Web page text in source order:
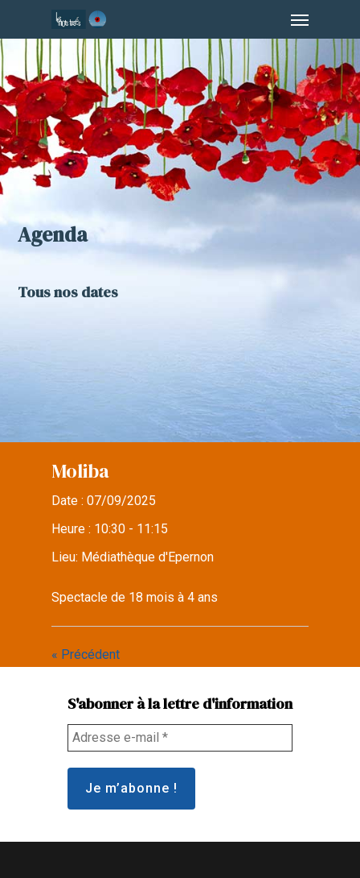
to
main
content
Agenda
Tous nos dates
Moliba
Date :07/09/2025
Heure : 10:30 - 11:15
Lieu: Médiathèque d'Epernon
Spectacle de 18 mois à 4 ans
« Précédent
S'abonner à la lettre d'information